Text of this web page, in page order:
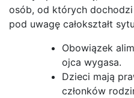
osób, od których
pod uwagę całokształt
Obowiązek
ojca wygasa.
Dzieci mają
członków